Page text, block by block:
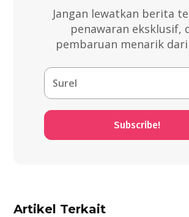
Jangan lewatkan berita
penawaran eksklusif,
pembaruan menarik
Subscribe!
Artikel Terkait